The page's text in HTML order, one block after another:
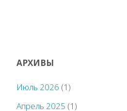
АРХИВЫ
Июль 2026 (1)
Апрель 2025 (1)